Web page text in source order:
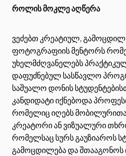
როლის მოკლე აღწერა
ვეძებთ კრეატიულ,
ფოტოგრაფიის მენტორს
უხელმძღვანელებს
დაფუძნებულ სასწავლო
საშუალო დონის
კანდიდატი იქნებოდა
რომელიც იღებს
კრეატორი ან ვიზუალური
რომელსაც სურს გაუზიაროს
გამოცდილება და შთააგონოს